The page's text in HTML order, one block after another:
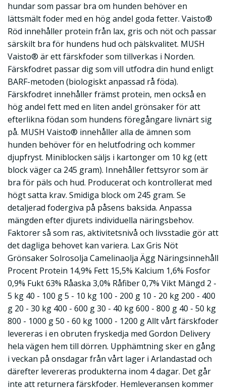
hundar som passar bra om hunden behöver en
lättsmält foder med en hög andel goda fetter. Vaisto®
Röd innehåller protein från lax, gris och nöt och passar
särskilt bra för hundens hud och pälskvalitet. MUSH
Vaisto® är ett färskfoder som tillverkas i Norden.
Färskfodret passar dig som vill utfodra din hund enligt
BARF-metoden (biologiskt anpassad rå föda).
Färskfodret innehåller främst protein, men också en
hög andel fett med en liten andel grönsaker för att
efterlikna födan som hundens föregångare livnärt sig
på. MUSH Vaisto® innehåller alla de ämnen som
hunden behöver för en helutfodring och kommer
djupfryst. Miniblocken säljs i kartonger om 10 kg (ett
block väger ca 245 gram). Innehåller fettsyror som är
bra för päls och hud. Producerat och kontrollerat med
högt satta krav. Smidiga block om 245 gram. Se
detaljerad fodergiva på påsens baksida. Anpassa
mängden efter djurets individuella näringsbehov.
Faktorer så som ras, aktivitetsnivå och livsstadie gör att
det dagliga behovet kan variera. Lax Gris Nöt
Grönsaker Solrosolja Camelinaolja Ägg Näringsinnehåll
Procent Protein 14,9% Fett 15,5% Kalcium 1,6% Fosfor
0,9% Fukt 63% Råaska 3,0% Råfiber 0,7% Vikt Mängd 2 -
5 kg 40 - 100 g 5 - 10 kg 100 - 200 g 10 - 20 kg 200 - 400
g 20 - 30 kg 400 - 600 g 30 - 40 kg 600 - 800 g 40 - 50 kg
800 - 1000 g 50 - 60 kg 1000 - 1200 g Allt vårt färskfoder
levereras i en obruten fryskedja med Gordon Delivery
hela vägen hem till dörren. Upphämtning sker en gång
i veckan på onsdagar från vårt lager i Arlandastad och
därefter levereras produkterna inom 4 dagar. Det går
inte att returnera färskfoder. Hemleveransen kommer